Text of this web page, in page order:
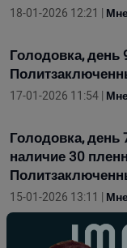
18-01-2026 12:21 |
Голодовка, день
17-01-2026 11:54 |
Голодовка, день
наличие 30
15-01-2026 13:11 |
6-й день